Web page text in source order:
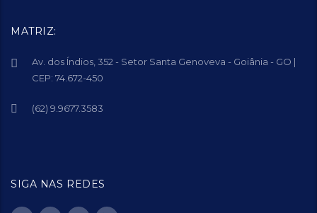
MATRIZ:
Av. dos Índios, 352 - Setor Santa Genoveva - Goiânia - GO |
CEP: 74.672-450
(62) 9.9677.3583
SIGA NAS REDES